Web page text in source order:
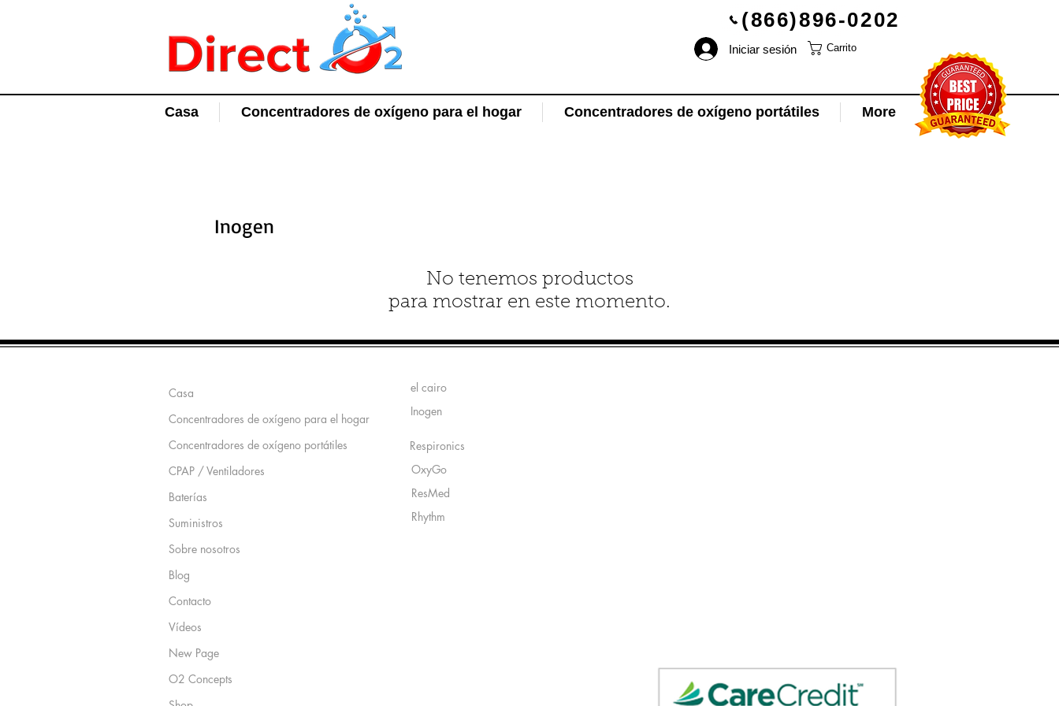
Iniciar sesión Carrito
(866)896-0202
Casa Concentradores de oxígeno para el hogar Concentradores de oxígeno portátiles More
No tenemos productos
para mostrar en este momento.
Inogen
Casa
Concentradores de oxígeno para el hogar
Concentradores de oxígeno portátiles
CPAP / Ventiladores
Baterías
Suministros
Sobre nosotros
Blog
Contacto
Vídeos
New Page
O2 Concepts
el cairo
Inogen
Respironics
OxyGo
ResMed
Rhythm